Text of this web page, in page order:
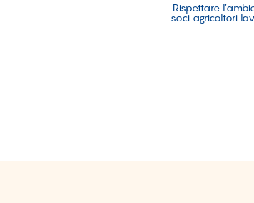
Rispettare
soci agricoltori